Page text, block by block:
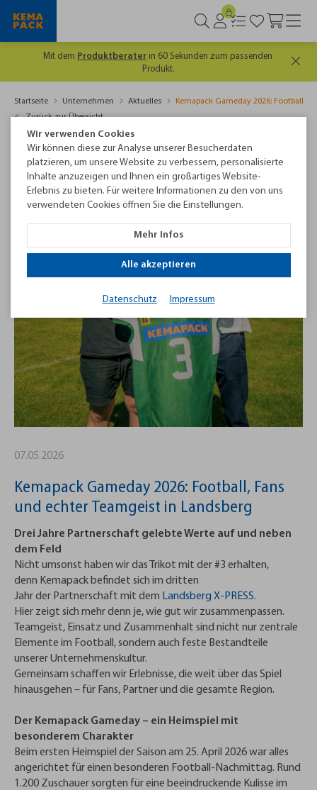
Mit dem Produktberater in 60 Sekunden zum passenden
Produkt.
Startseite Unternehmen Aktuelles
Kemapack Gameday 2026: Football,
Zurück zur Übersicht
07.05.2026
Kemapack Gameday 2026: Football, Fans
und echter Teamgeist in Landsberg
Drei Jahre Partnerschaft gelebte Werte auf und neben
dem Feld
Nicht umsonst haben wir das Trikot mit der #3 erhalten,
denn Kemapack befindet sich im dritten
Jahr der Partnerschaft mit dem Landsberg X-PRESS.
Hier zeigt sich mehr denn je, wie gut wir zusammenpassen.
Teamgeist, Einsatz und Zusammenhalt sind nicht nur zentrale
Elemente im Football, sondern auch feste Bestandteile
unserer Unternehmenskultur.
Gemeinsam schaffen wir Erlebnisse, die weit über das Spiel
hinausgehen – für Fans, Partner und die gesamte Region.
Der Kemapack Gameday – ein Heimspiel mit
besonderem Charakter
Beim ersten Heimspiel der Saison am 25. April 2026 war alles
angerichtet für einen besonderen Football-Nachmittag. Rund
1.200 Zuschauer sorgten für eine beeindruckende Kulisse im
Wir verwenden Cookies
Wir können diese zur Analyse unserer Besucherdaten
platzieren, um unsere Website zu verbessern, personalisierte
Inhalte anzuzeigen und Ihnen ein großartiges Website-
Erlebnis zu bieten. Für weitere Informationen zu den von uns
verwendeten Cookies öffnen Sie die Einstellungen.
Mehr Infos
Alle akzeptieren
Datenschutz Impressum